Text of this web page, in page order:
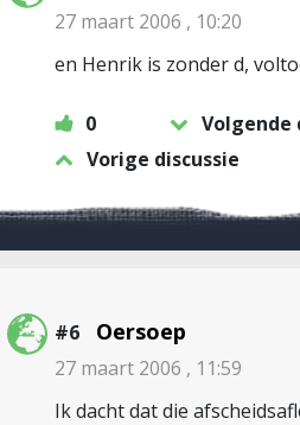
27 maart 2006 , 10:20
en Henrik is zonder d,
0
Volgende
Vorige discussie
#6 Oersoep
27 maart 2006 , 11:59
Ik dacht dat die